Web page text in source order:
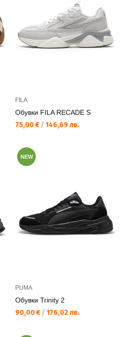
FILA
Обувки FILA RECADE S
Текуща цена:
75,00 € / 146,69 лв.
NEW
PUMA
Обувки Trinity 2
Текуща цена:
90,00 € / 176,02 лв.